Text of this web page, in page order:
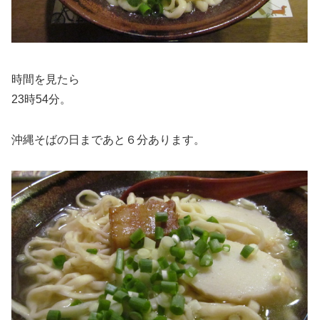
時間を見たら
23時54分。
沖縄そばの日まであと６分あります。